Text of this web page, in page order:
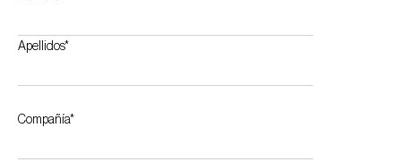
Apellidos*
Compañía*